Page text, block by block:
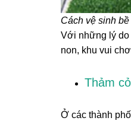
Cách vệ sinh
Với những lý do
non, khu vui
Thảm
Ở các thành